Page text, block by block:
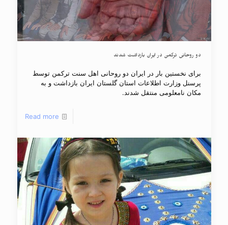
دو روحانی ترکمن در ایران بازداشت شدند
برای نخستین بار در ایران دو روحانی اهل سنت ترکمن توسط
پرسنل وزارت اطلاعات استان گلستان ایران بازداشت و به
مکان نامعلومی منتقل شدند.
Read more